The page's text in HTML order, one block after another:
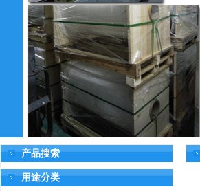
产品搜索
用途分类